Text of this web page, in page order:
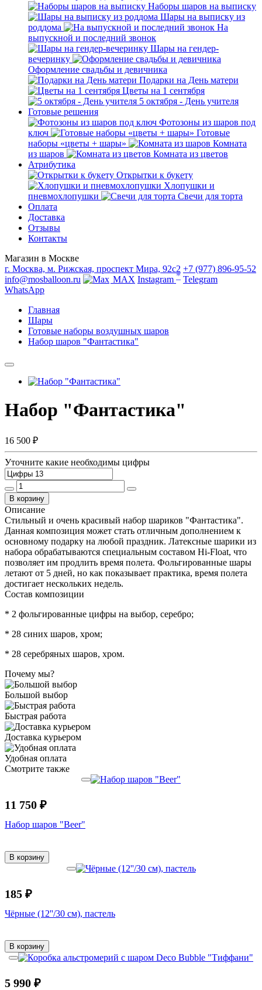
Наборы шаров на выписку
Шары на выписку из
роддома
На
выпускной и последний звонок
Шары на гендер-
вечеринку
Оформление свадьбы и девичника
Подарки на День матери
Цветы на 1 сентября
5 октября - День учителя
Готовые решения
Фотозоны из шаров под
ключ
Готовые
наборы «цветы + шары»
Комната
из шаров
Комната из цветов
Атрибутика
Открытки к букету
Хлопушки и
пневмохлопушки
Свечи для торта
Оплата
Доставка
Отзывы
Контакты
Магазин в Москве
г. Москва, м. Рижская, проспект Мира, 92с2 +7 (977) 896-95-52
info@mosballoon.ru
MAX Instagram * Telegram
WhatsApp
Главная
Шары
Готовые наборы воздушных шаров
Набор шаров "Фантастика"
Набор "Фантастика"
16 500 ₽
Уточните какие необходимы цифры
В корзину
Описание
Стильный и очень красивый набор шариков "Фантастика".
Данная композиция может стать отличным дополнением к
основному подарку на любой праздник. Латексные шарики из
набора обрабатываются специальным составом Hi-Float, что
позволяет им продлить время полета. Фольгированные шары
летают от 5 дней, но как показывает практика, время полета
достигает нескольких недель.
Состав композиции
* 2 фольгированные цифры на выбор, серебро;
* 28 синих шаров, хром;
* 28 серебряных шаров, хром.
Почему мы?
Большой выбор
Быстрая работа
Доставка курьером
Удобная оплата
Смотрите также
11 750 ₽
Набор шаров "Beer"
В корзину
185 ₽
Чёрные (12''/30 см), пастель
В корзину
5 990 ₽